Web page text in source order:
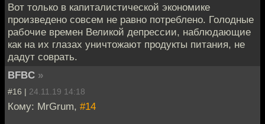
Вот только в капиталистической экономике
произведено совсем не равно потреблено. Голодные
рабочие времен Великой депрессии, наблюдающие
как на их глазах уничтожают продукты питания, не
дадут соврать.
BFBC »
#16 | 24.11.19 14:18
Кому: MrGrum, #14